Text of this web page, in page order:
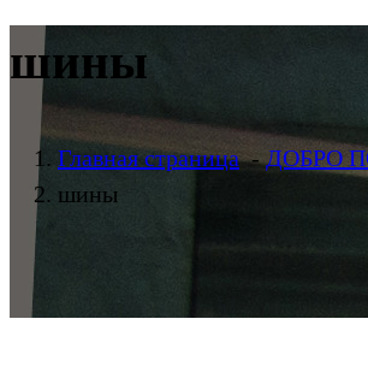
шины
Главная страница-ДОБРО
шины